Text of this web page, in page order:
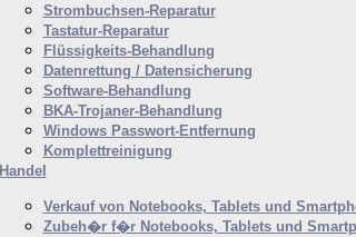
Strombuchsen-Reparatur
Tastatur-Reparatur
Flüssigkeits-Behandlung
Datenrettung / Datensicherung
Software-Behandlung
BKA-Trojaner-Behandlung
Windows Passwort-Entfernung
Komplettreinigung
Handel
Verkauf von Notebooks, Tablets und
Zubeh�r f�r Notebooks, Tablets und